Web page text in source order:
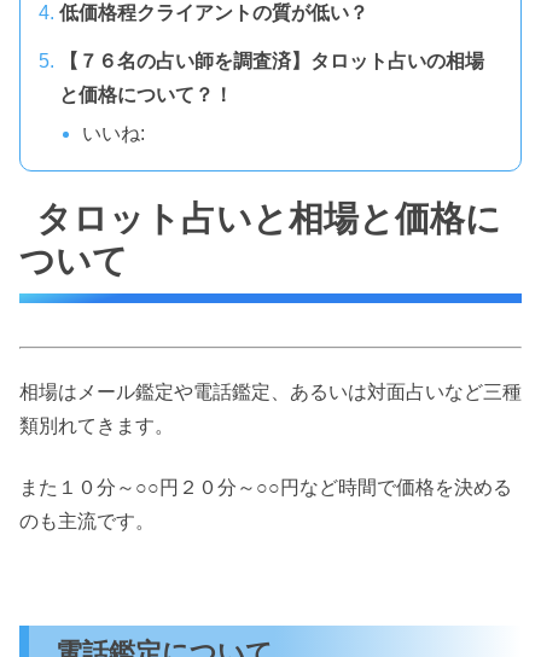
低価格程クライアントの質が低い？
【７６名の占い師を調査済】タロット占いの相場
と価格について？！
いいね:
タロット占いと相場と価格に
ついて
相場はメール鑑定や電話鑑定、あるいは対面占いなど三種
類別れてきます。
また１０分～○○円２０分～○○円など時間で価格を決める
のも主流です。